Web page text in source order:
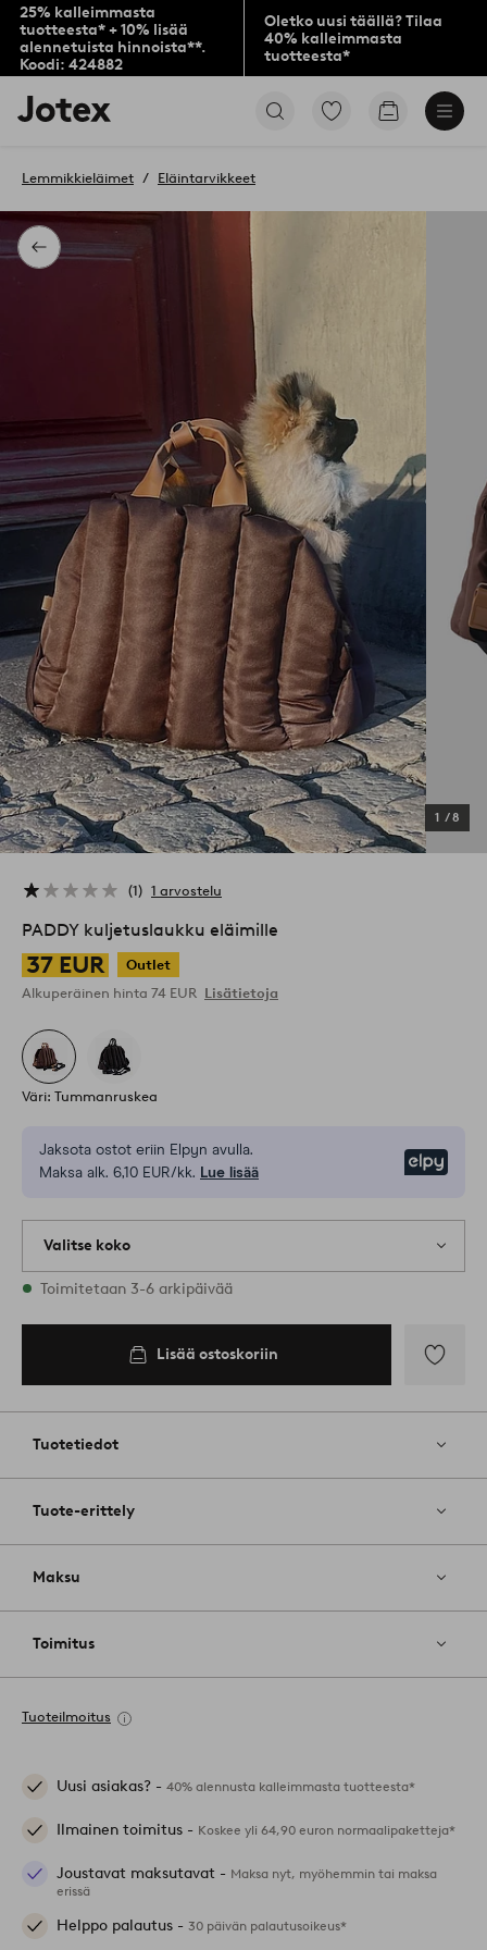
25% kalleimmasta
tuotteesta* + 10% lisää
alennetuista hinnoista**.
Koodi: 424882
Oletko uusi täällä? Tilaa
40% kalleimmasta
tuotteesta*
Jotex-
logo
aloitussivulle
Siirry
Siirry
Takaisin
Lemmikkieläimet Eläintarvikkeet
1 /8
1 1 arvostelu
PADDY kuljetuslaukku eläimille
37 EUR
Outlet
Alkuperäinen hinta 74 EUR Lisätietoja
Väri: Tummanruskea
Jaksota ostot eriin Elpyn avulla.
Maksa alk. 6,10 EUR/kk. Lue lisää
Valitse koko
1 varastossa olevat koot
Toimitetaan 3-6 arkipäivää
Lisää Lisää ostoskoriin
Tuotetiedot
Tuote-erittely
Maksu
Toimitus
Tuoteilmoitus
Uusi asiakas? - 40% alennusta kalleimmasta tuotteesta*
Ilmainen toimitus - Koskee yli 64,90 euron normaalipaketteja*
Joustavat maksutavat - Maksa nyt, myöhemmin tai maksa
erissä
Helppo palautus - 30 päivän palautusoikeus*